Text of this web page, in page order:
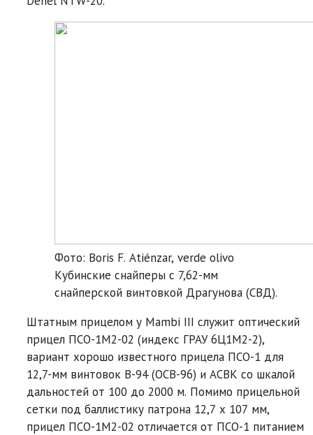
Фото: Boris F. Atiénzar, verde olivo
Кубинские снайперы с 7,62-мм
снайперской винтовкой Драгунова (СВД).
Штатным прицелом у Mambi III служит оптический
прицел ПCO-1M2-02 (индекс ГРАУ 6Ц1М2-2),
вариант хорошо известного прицела ПСО-1 для
12,7-мм винтовок В-94 (ОСВ-96) и АСВК со шкалой
дальностей от 100 до 2000 м. Помимо прицельной
сетки под баллистику патрона 12,7 x 107 мм,
прицел ПCO-1M2-02 отличается от ПСО-1 питанием